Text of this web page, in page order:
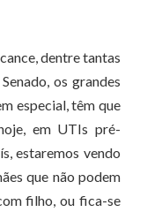
dentre tantas
os grandes
especial, têm que
em UTIs pré-
estaremos vendo
que não podem
filho, ou fica-se